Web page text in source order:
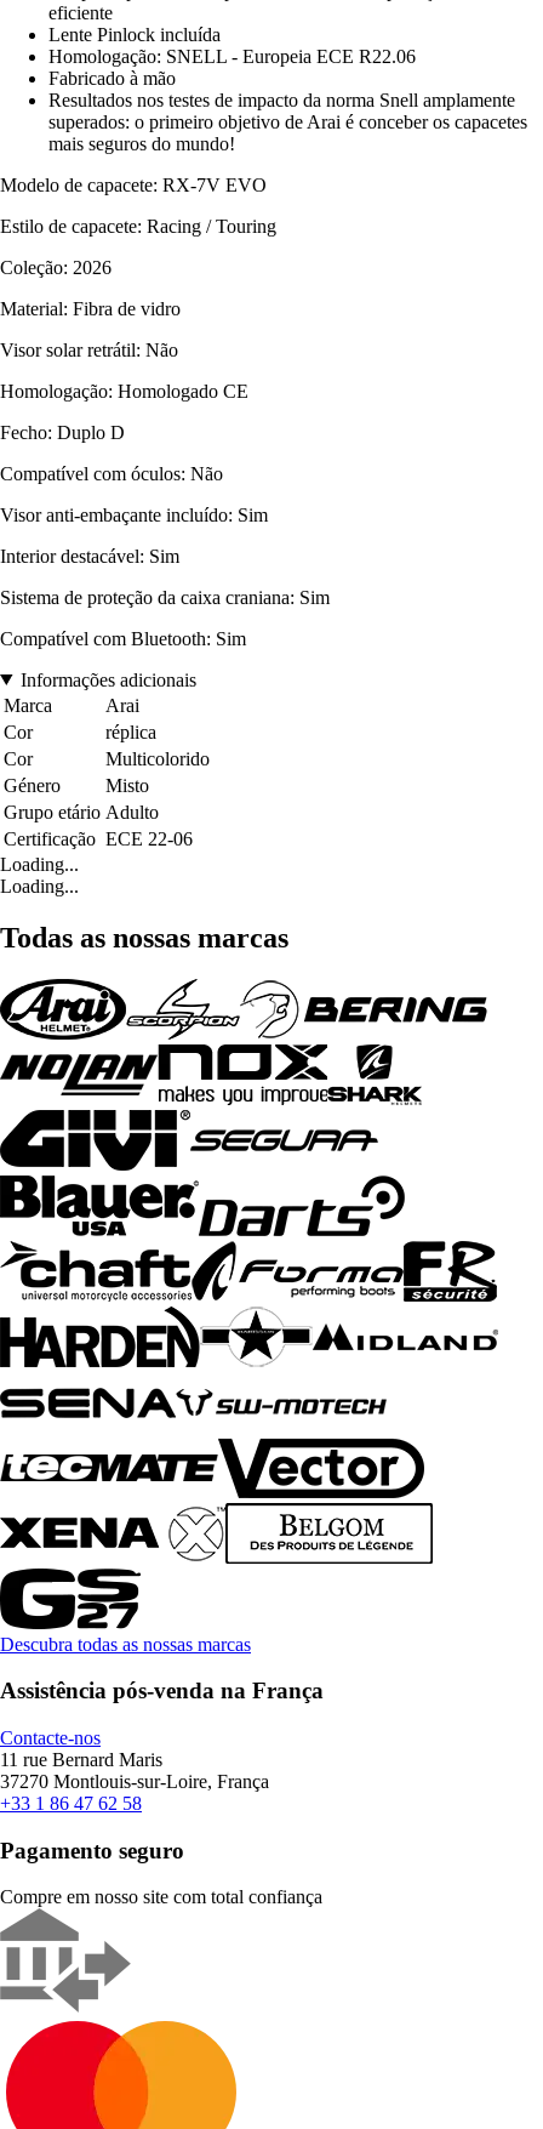
eficiente
Lente Pinlock incluída
Homologação: SNELL - Europeia ECE R22.06
Fabricado à mão
Resultados nos testes de impacto da norma Snell amplamente
superados: o primeiro objetivo de Arai é conceber os capacetes
mais seguros do mundo!
Modelo de capacete: RX-7V EVO
Estilo de capacete: Racing / Touring
Coleção: 2026
Material: Fibra de vidro
Visor solar retrátil: Não
Homologação: Homologado CE
Fecho: Duplo D
Compatível com óculos: Não
Visor anti-embaçante incluído: Sim
Interior destacável: Sim
Sistema de proteção da caixa craniana: Sim
Compatível com Bluetooth: Sim
Informações adicionais
Marca
Arai
Cor
réplica
Cor
Multicolorido
Género
Misto
Grupo etário Adulto
Certificação ECE 22-06
Loading...
Loading...
Todas as nossas marcas
Descubra todas as nossas marcas
Assistência pós-venda na França
Contacte-nos
11 rue Bernard Maris
37270 Montlouis-sur-Loire, França
+33 1 86 47 62 58
Pagamento seguro
Compre em nosso site com total confiança